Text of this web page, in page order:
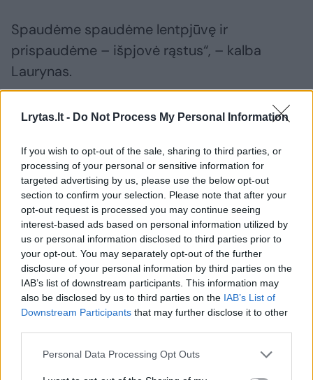
Lrytas.lt - Do Not Process My Personal Information
If you wish to opt-out of the sale, sharing to third parties, or
processing of your personal or sensitive information for
targeted advertising by us, please use the below opt-out
section to confirm your selection. Please note that after your
opt-out request is processed you may continue seeing
interest-based ads based on personal information utilized by
us or personal information disclosed to third parties prior to
your opt-out. You may separately opt-out of the further
disclosure of your personal information by third parties on the
IAB’s list of downstream participants. This information may
also be disclosed by us to third parties on the IAB’s List of
Downstream Participants that may further disclose it to other
Personal Data Processing Opt Outs
Spaudėme spaudėme lentpjūvę ir
prispaudėme – išpjovė rąstus“, – kalba
Laurynas.
Kadangi įsigytose patalpose buvo rąstų
ją prikelti iš numirusiųjų, dalis bėdos atkrito.
Rąstai džiūva, bet reikia biuro – juk klientas
atvažiuos. O pats pastatas – visiškai
apleistas: per stogą kiaurai bėga, tualetai
išdraskyti, vamzdžiai išlaužyti, viskas pelija.
Patalpos viena už kitą baisesnės. Galiausiai
rado tokią, kur dvi sienos dar pakenčiamos.
„Tai buvo geriausia, ką radome. Situacija